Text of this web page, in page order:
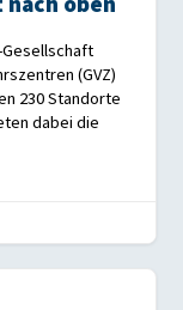
oben
(GVZ)
230 Standorte
dabei die